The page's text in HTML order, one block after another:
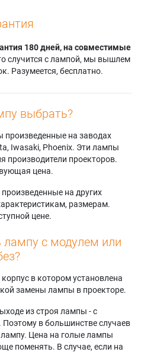
180 дней, на совместимые
случится с лампой, мы вышлем
Разумеется, бесплатно.
выбрать?
на заводах
Iwasaki, Phoenix. Эти лампы
производители проекторов.
цена.
на других
размерам.
цене.
лампу с модулем или
в котором установлена
замены лампы в проекторе.
из строя лампы - с
Поэтому в большинстве случаев
Цена на голые лампы
поменять. В случае, если на